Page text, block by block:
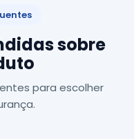
sobre
para escolher